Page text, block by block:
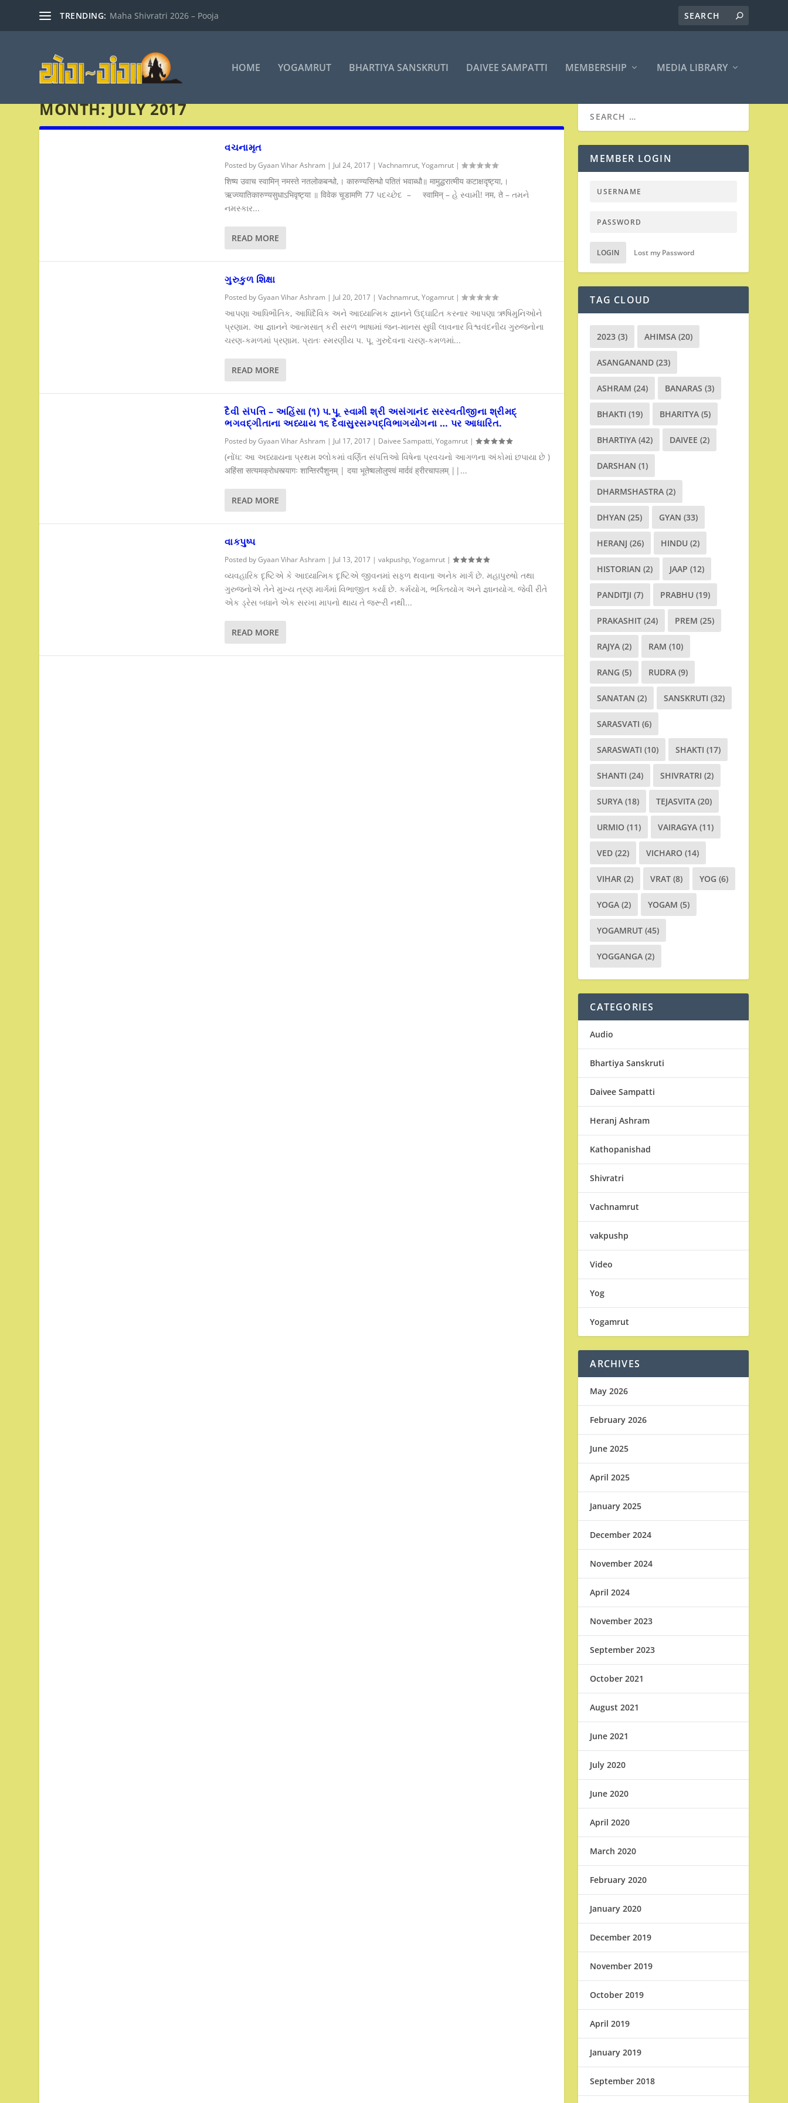
TRENDING: Maha Shivratri 2026 – Pooja
HOME YOGAMRUT BHARTIYA SANSKRUTI DAIVEE SAMPATTI MEMBERSHIP MEDIA LIBRARY
MONTH:JULY 2017
વચનામૃત
Posted byGyaan Vihar Ashram | Jul 24, 2017 |Vachnamrut,Yogamrut |
शिष्य उवाच स्वामिन् नमस्ते नतलोकबन्धो,। कारुण्यसिन्धो पतितं भवाब्धौ॥ मामुद्धरात्मीय कटाक्षदृष्ट्या,।
ऋज्व्यातिकारुण्यसुधाऽभिवृष्ट्या ॥ विवेक चूडामणि 77 પદચ્છેદ – स्वामिन् – હે સ્વામી! नम, ते – તમને
નમસ્કાર...
READ MORE
ગુરુકુળ શિક્ષા
Posted byGyaan Vihar Ashram | Jul 20, 2017 |Vachnamrut,Yogamrut |
આપણા આધિભૌતિક, આધિદૈવિક અને આધ્યાત્મિક જ્ઞાનને ઉદ્ઘાટિત કરનાર આપણા ઋષિમુનિઓને
પ્રણામ. આ જ્ઞાનને આત્મસાત્ કરી સરળ ભાષામાં જન-માનસ સુધી લાવનાર વિશ્વવંદનીય ગુરુજનોના
ચરણ-કમળમાં પ્રણામ. પ્રાતઃ સ્મરણીય પ. પૂ. ગુરુદેવના ચરણ-કમળમાં...
READ MORE
દૈવી સંપત્તિ – અહિંસા (૧) પ.પૂ. સ્વામી શ્રી અસંગાનંદ સરસ્વતીજીના શ્રીમદ્
ભગવદ્ગીતાના અધ્યાય ૧૬ દૈવાસુરસમ્પદ્વિભાગયોગના … પર આધારિત.
Posted byGyaan Vihar Ashram | Jul 17, 2017 | Daivee Sampatti,Yogamrut |
(નોંધ: આ અધ્યાયના પ્રથમ શ્લોકમાં વર્ણિત સંપત્તિઓ વિષેના પ્રવચનો આગળના અંકોમાં છપાયા છે )
अहिंसा सत्यमक्रोधस्त्यागः शान्तिरपैशुनम् | दया भूतेष्वलोलुप्त्वं मार्दवं ह्रीरचापलम् ||...
READ MORE
વાકપુષ્પ
Posted byGyaan Vihar Ashram | Jul 13, 2017 |vakpushp,Yogamrut |
વ્યવહારિક દૃષ્ટિએ કે આધ્યાત્મિક દૃષ્ટિએ જીવનમાં સફળ થવાના અનેક માર્ગ છે. મહાપુરુષો તથા
ગુરુજનોએ તેને મુખ્ય ત્રણ માર્ગમાં વિભાજીત કર્યા છે. કર્મયોગ, ભક્તિયોગ અને જ્ઞાનયોગ. જેવી રીતે
એક ડ્રેસ બધાને એક સરખા માપનો થાય તે જરૂરી નથી...
READ MORE
MEMBER LOGIN
LOGIN Lost my Password
TAG CLOUD
2023 (3) AHIMSA (20)
ASANGANAND (23)
ASHRAM (24) BANARAS (3)
BHAKTI (19) BHARITYA (5)
BHARTIYA (42) DAIVEE (2)
DARSHAN (1)
DHARMSHASTRA (2)
DHYAN (25) GYAN (33)
HERANJ (26) HINDU (2)
HISTORIAN (2) JAAP (12)
PANDITJI (7) PRABHU (19)
PRAKASHIT (24) PREM (25)
RAJYA (2) RAM (10)
RANG (5) RUDRA (9)
SANATAN (2) SANSKRUTI (32)
SARASVATI (6)
SARASWATI (10) SHAKTI (17)
SHANTI (24) SHIVRATRI (2)
SURYA (18) TEJASVITA (20)
URMIO (11) VAIRAGYA (11)
VED (22) VICHARO (14)
VIHAR (2) VRAT (8) YOG (6)
YOGA (2) YOGAM (5)
YOGAMRUT (45)
YOGGANGA (2)
CATEGORIES
Audio
Bhartiya Sanskruti
Daivee Sampatti
Heranj Ashram
Kathopanishad
Shivratri
Vachnamrut
vakpushp
Video
Yog
Yogamrut
ARCHIVES
May 2026
February 2026
June 2025
April 2025
January 2025
December 2024
November 2024
April 2024
November 2023
September 2023
October 2021
August 2021
June 2021
July 2020
June 2020
April 2020
March 2020
February 2020
January 2020
December 2019
November 2019
October 2019
April 2019
January 2019
September 2018